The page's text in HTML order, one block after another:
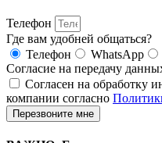
Телефон
Где вам удобней общаться?
Телефон
WhatsApp
Согласие на передачу
Согласен на обработку
компании согласно
Перезвоните мне